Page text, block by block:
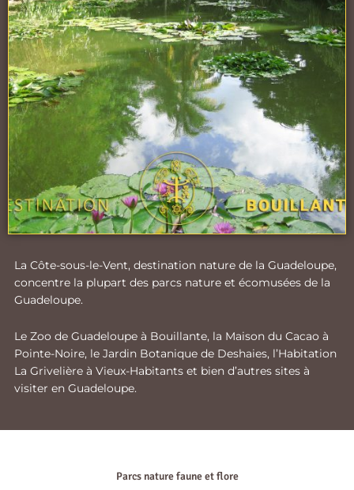
La Côte-sous-le-Vent, destination nature de la Guadeloupe,
concentre la plupart des parcs nature et écomusées de la
Guadeloupe.
Le Zoo de Guadeloupe à Bouillante, la Maison du Cacao à
Pointe-Noire, le Jardin Botanique de Deshaies, l’Habitation
La Grivelière à Vieux-Habitants et bien d’autres sites à
visiter en Guadeloupe.
Parcs nature faune et flore